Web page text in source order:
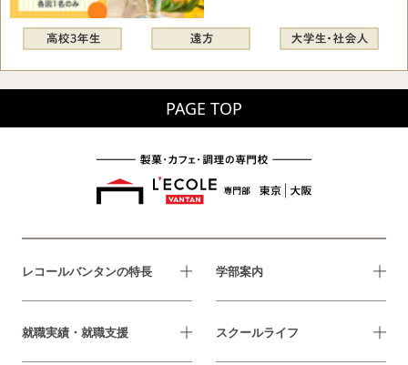
PAGE TOP
レコールバンタンの特長 学部案内
就職実績・就職支援 スクールライフ